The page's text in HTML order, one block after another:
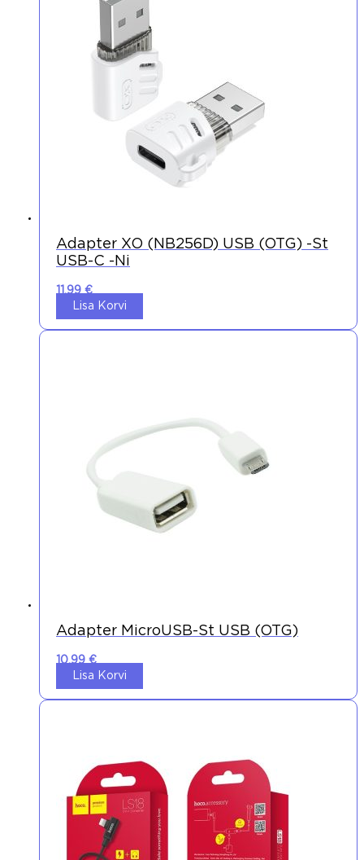
Adapter XO (NB256D) USB (OTG) -st
USB-C -ni
11,99 €
Lisa Korvi
Adapter MicroUSB-St USB (OTG)
10,99 €
Lisa Korvi